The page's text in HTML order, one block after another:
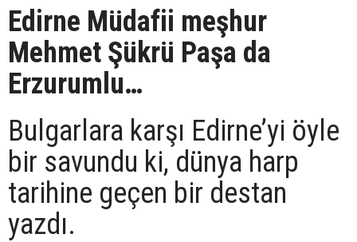
Edirne Müdafii meşhur
Mehmet Şükrü Paşa da
Erzurumlu…
Bulgarlara karşı Edirne’yi öyle
bir savundu ki, dünya harp
tarihine geçen bir destan
yazdı.